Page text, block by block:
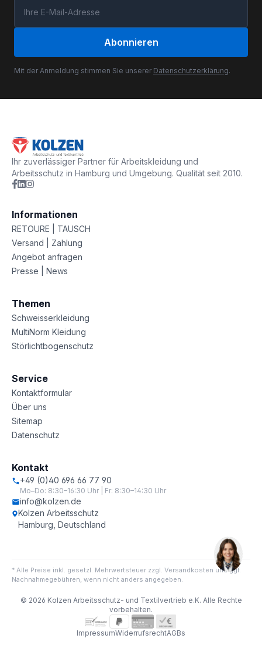
Abonnieren
Mit der Anmeldung stimmen Sie unserer Datenschutzerklärung.
Ihr zuverlässiger Partner für Arbeitskleidung und
Arbeitsschutz in Hamburg und Umgebung. Qualität seit 2010.
Informationen
RETOURE | TAUSCH
Versand | Zahlung
Angebot anfragen
Presse | News
Themen
Schweisserkleidung
MultiNorm Kleidung
Störlichtbogenschutz
Service
Kontaktformular
Über uns
Sitemap
Datenschutz
Kontakt
+49 (0)40 696 66 77 90
Mo–Do: 8:30–16:30 Uhr | Fr: 8:30–14:30 Uhr
info@kolzen.de
Kolzen Arbeitsschutz
Hamburg, Deutschland
* Alle Preise inkl. gesetzl. Mehrwertsteuer zzgl. Versandkosten und ggf.
Nachnahmegebühren, wenn nicht anders angegeben.
© 2026 Kolzen Arbeitsschutz- und Textilvertrieb e.K. Alle Rechte
vorbehalten.
ImpressumWiderrufsrechtAGBs